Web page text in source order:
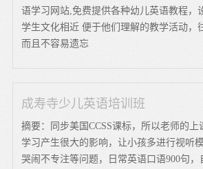
语学习网站,免费提供各种幼儿英语教程，
学生文化相近 便于他们理解的教学活动，
而且不容易遗忘
成寿寺少儿英语培训班
摘要：同步美国CCSS课标，所以老师的
学习产生很大的影响，让小孩多进行视听
哭闹不专注等问题，日常英语口语900句